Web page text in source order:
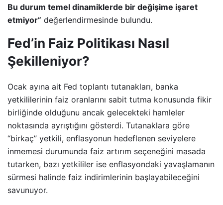
Bu durum temel dinamiklerde bir değişime işaret
etmiyor” değerlendirmesinde bulundu.
Fed’in Faiz Politikası Nasıl
Şekilleniyor?
Ocak ayına ait Fed toplantı tutanakları, banka
yetkililerinin faiz oranlarını sabit tutma konusunda fikir
birliğinde olduğunu ancak gelecekteki hamleler
noktasında ayrıştığını gösterdi. Tutanaklara göre
“birkaç” yetkili, enflasyonun hedeflenen seviyelere
inmemesi durumunda faiz artırım seçeneğini masada
tutarken, bazı yetkililer ise enflasyondaki yavaşlamanın
sürmesi halinde faiz indirimlerinin başlayabileceğini
savunuyor.